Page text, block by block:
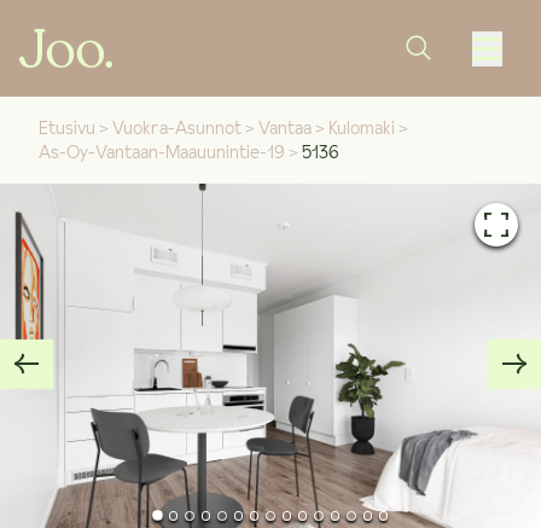
Etusivu > Vuokra-Asunnot > Vantaa > Kulomaki >
As-Oy-Vantaan-Maauunintie-19 > 5136